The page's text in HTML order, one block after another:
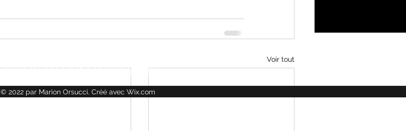
Voir tout
lajungledescreations@gmail.com
© 2022 par Marion Orsucci. Créé avec Wix.com